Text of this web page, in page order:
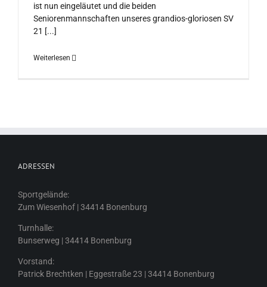
ist nun eingeläutet und die beiden
Seniorenmannschaften unseres grandios-gloriosen SV
21 [...]
Weiterlesen
ADRESSEN
Sportgelände:
Zum Wiesenhof | 34414 Bonenburg
Turnhalle:
Bunserweg | 34414 Bonenburg
Vorstand:
Patrick Brechtken | Eggestraße 23 | 34414 Bonenburg